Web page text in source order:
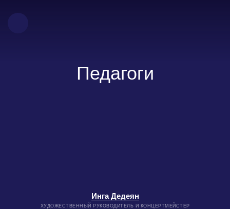
Педагоги
Инга Дедеян
ХУДОЖЕСТВЕННЫЙ РУКОВОДИТЕЛЬ И КОНЦЕРТМЕЙСТЕР